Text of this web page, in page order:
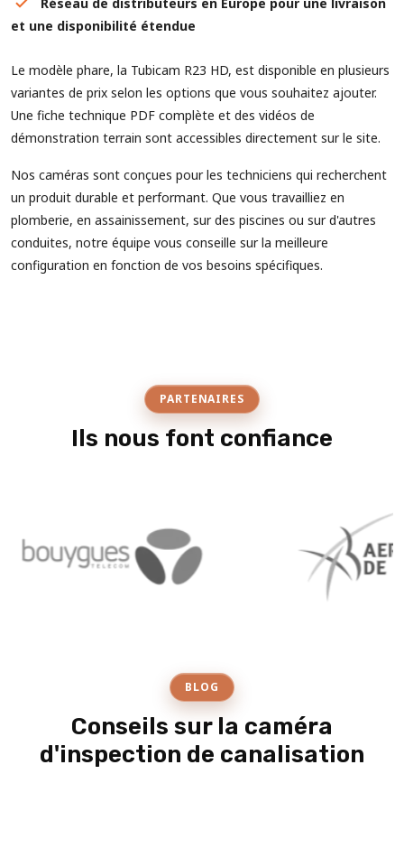
et une disponibilité étendue
Le modèle phare, la Tubicam R23 HD, est disponible en plusieurs
variantes de prix selon les options que vous souhaitez ajouter.
Une fiche technique PDF complète et des vidéos de
démonstration terrain sont accessibles directement sur le site.
Nos caméras sont conçues pour les techniciens qui recherchent
un produit durable et performant. Que vous travailliez en
plomberie, en assainissement, sur des piscines ou sur d'autres
conduites, notre équipe vous conseille sur la meilleure
configuration en fonction de vos besoins spécifiques.
PARTENAIRES
Ils nous font confiance
BLOG
Conseils sur la caméra
d'inspection de canalisation